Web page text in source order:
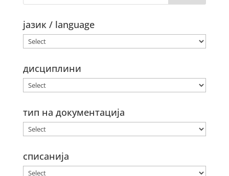
јазик / language
дисциплини
тип на документација
списанија